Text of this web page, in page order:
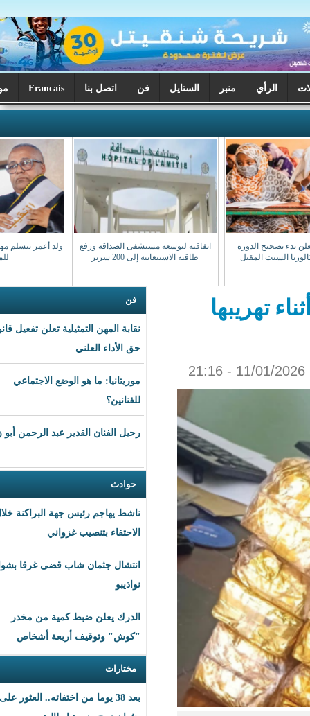
الستايل فن اتصل بنا Francais موريتانيا اليوم
اتفاقية لتوسعة مستشفى الصداقة ورفع
طاقته الاستيعابية إلى 200 سرير
ولد أعمر يتسلم مهامه نقيبا للهيئة الوطنية
فن
نقابة المهن التمثيلية تعلن تفعيل قانون
موريتانيا: ما هو الوضع الاجتماعي
للفنانين؟
رحيل الفنان القدير عبد الرحمن أبو زهرة
حوادث
ناشط يهاجم رئيس جهة البراكنة خلال
الاحتفاء بتنصيب غزواني
انتشال جثمان شاب قضى غرقا بشواطئ
نواذيبو
الدرك يعلن ضبط كمية من مخدر
"كوش" وتوقيف أربعة أشخاص
مختارات
بعد 38 يوما من اختفائه.. العثور على